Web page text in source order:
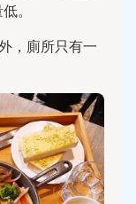
。
，廁所只有一